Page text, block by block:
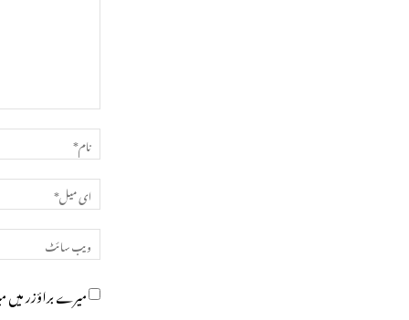
تبصرہ
میرے براؤزر میں